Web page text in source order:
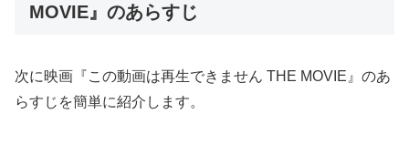
MOVIE』のあらすじ
次に映画『この動画は再生できません THE MOVIE』のあ
らすじを簡単に紹介します。